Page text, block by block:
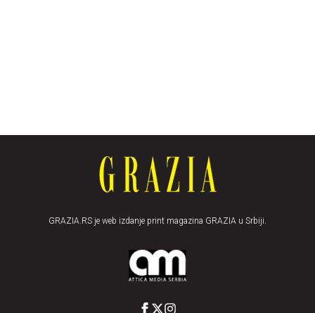
GRAZIA.RS je web izdanje print magazina GRAZIA u Srbiji.